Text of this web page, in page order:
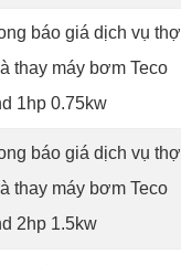
báo giá dịch vụ thợ
thay máy bơm Teco
1hp 0.75kw
báo giá dịch vụ thợ
thay máy bơm Teco
2hp 1.5kw